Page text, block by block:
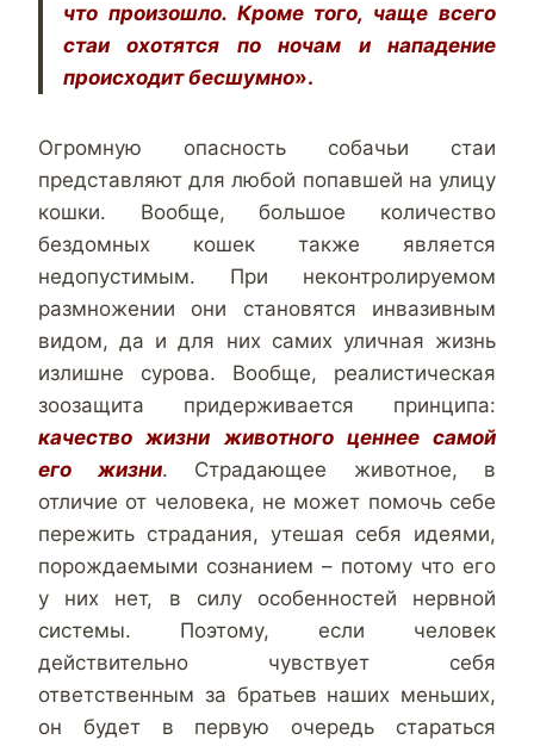
что произошло. Кроме того, чаще всего
стаи охотятся по ночам и нападение
происходит бесшумно».
Огромную опасность собачьи стаи
представляют для любой попавшей на улицу
кошки. Вообще, большое количество
бездомных кошек также является
недопустимым. При неконтролируемом
размножении они становятся инвазивным
видом, да и для них самих уличная жизнь
излишне сурова. Вообще, реалистическая
зоозащита придерживается принципа:
качество жизни животного ценнее самой
его жизни. Страдающее животное, в
отличие от человека, не может помочь себе
пережить страдания, утешая себя идеями,
порождаемыми сознанием – потому что его
у них нет, в силу особенностей нервной
системы. Поэтому, если человек
действительно чувствует себя
ответственным за братьев наших меньших,
он будет в первую очередь стараться